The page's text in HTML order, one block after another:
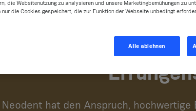
NEODENT
Grossartig
Neodent hat den Anspruch,
die Websitenutzung zu analysieren und unsere Marketingbemühungen zu
nur die Cookies gespeichert, die zur Funktion der Webseite unbedingt
Alle ablehnen